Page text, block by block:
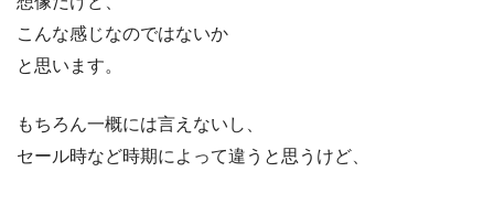
こんな感じなのではないか
と思います。
もちろん一概には言えないし、
セール時など時期によって違うと思うけど、